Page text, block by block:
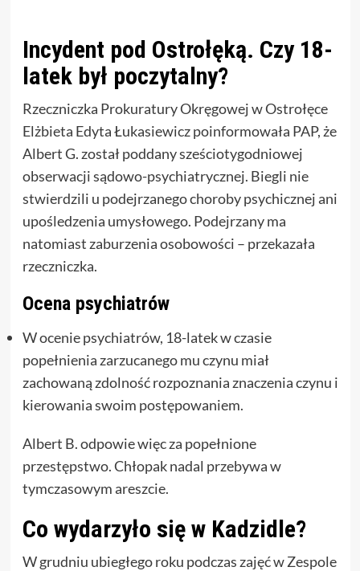
Incydent pod Ostrołęką. Czy 18-
latek był poczytalny?
Rzeczniczka Prokuratury Okręgowej w Ostrołęce
Elżbieta Edyta Łukasiewicz poinformowała PAP, że
Albert G. został poddany sześciotygodniowej
obserwacji sądowo-psychiatrycznej. Biegli nie
stwierdzili u podejrzanego choroby psychicznej ani
upośledzenia umysłowego. Podejrzany ma
natomiast zaburzenia osobowości – przekazała
rzeczniczka.
Ocena psychiatrów
W ocenie psychiatrów, 18-latek w czasie
popełnienia zarzucanego mu czynu miał
zachowaną zdolność rozpoznania znaczenia czynu i
kierowania swoim postępowaniem.
Albert B. odpowie więc za popełnione
przestępstwo. Chłopak nadal przebywa w
tymczasowym areszcie.
Co wydarzyło się w Kadzidle?
W grudniu ubiegłego roku podczas zajęć w Zespole